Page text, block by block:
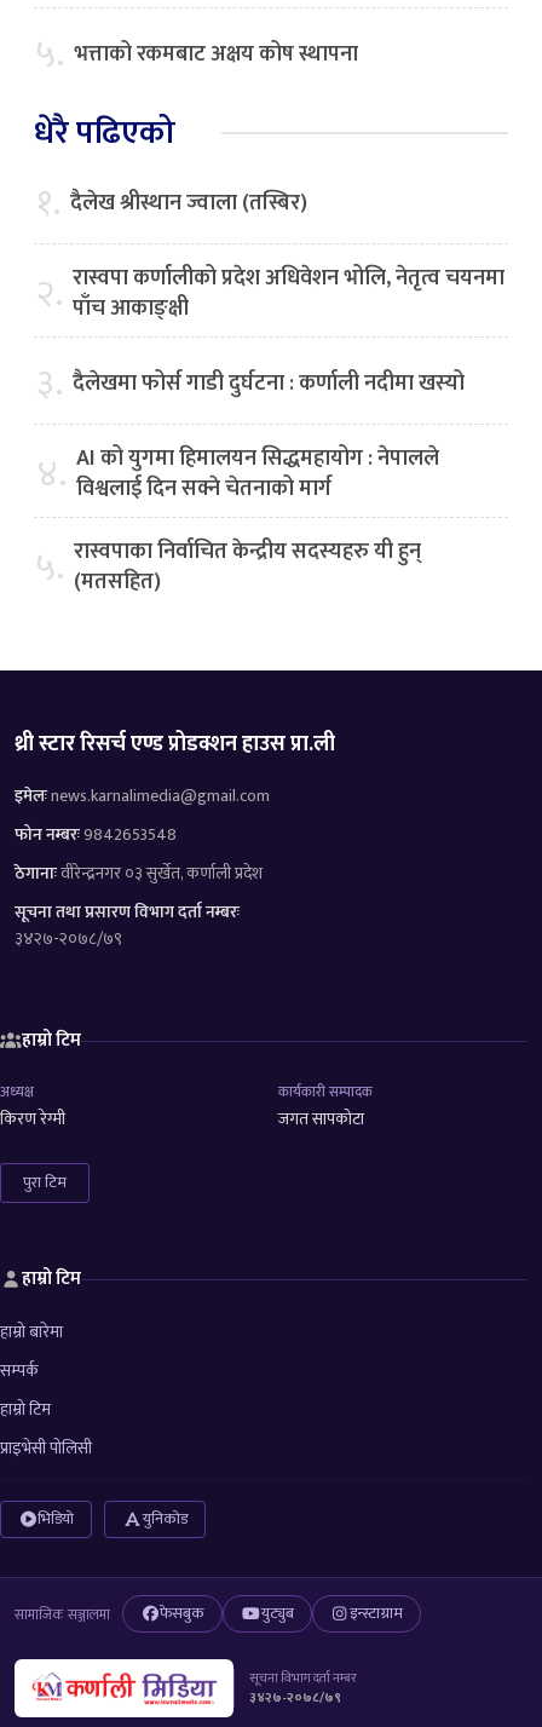
५. भत्ताको रकमबाट अक्षय कोष स्थापना
धेरै पढिएको
१. दैलेख श्रीस्थान ज्वाला (तस्बिर)
२. रास्वपा कर्णालीको प्रदेश अधिवेशन भोलि, नेतृत्व चयनमा
पाँच आकाङ्क्षी
३. दैलेखमा फोर्स गाडी दुर्घटना : कर्णाली नदीमा खस्यो
४. AI को युगमा हिमालयन सिद्धमहायोग : नेपालले
विश्वलाई दिन सक्ने चेतनाको मार्ग
५. रास्वपाका निर्वाचित केन्द्रीय सदस्यहरु यी हुन्
(मतसहित)
थ्री स्टार रिसर्च एण्ड प्रोडक्शन हाउस प्रा.ली
इमेलःnews.karnalimedia@gmail.com
फोन नम्बरः9842653548
ठेगानाःवीरेन्द्रनगर ०३ सुर्खेत, कर्णाली प्रदेश
सूचना तथा प्रसारण विभाग दर्ता नम्बरः
३४२७-२०७८/७९
हाम्रो टिम
अध्यक्ष
किरण रेग्मी
कार्यकारी सम्पादक
जगत सापकोटा
पुरा टिम
हाम्रो टिम
हाम्रो बारेमा
सम्पर्क
हाम्रो टिम
प्राइभेसी पोलिसी
भिडियो युनिकोड
सामाजिक सञ्जालमा फेसबुक युट्युब इन्स्टाग्राम
सूचना विभाग दर्ता नम्बर
३४२७-२०७८/७९